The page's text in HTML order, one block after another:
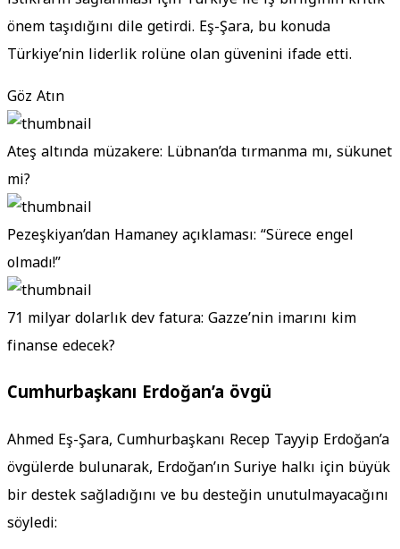
önem taşıdığını dile getirdi. Eş-Şara, bu konuda
Türkiye’nin liderlik rolüne olan güvenini ifade etti.
Göz Atın
Ateş altında müzakere: Lübnan’da tırmanma mı, sükunet
mi?
Pezeşkiyan’dan Hamaney açıklaması: “Sürece engel
olmadı!”
71 milyar dolarlık dev fatura: Gazze’nin imarını kim
finanse edecek?
Cumhurbaşkanı Erdoğan’a övgü
Ahmed Eş-Şara, Cumhurbaşkanı Recep Tayyip Erdoğan’a
övgülerde bulunarak, Erdoğan’ın Suriye halkı için büyük
bir destek sağladığını ve bu desteğin unutulmayacağını
söyledi: